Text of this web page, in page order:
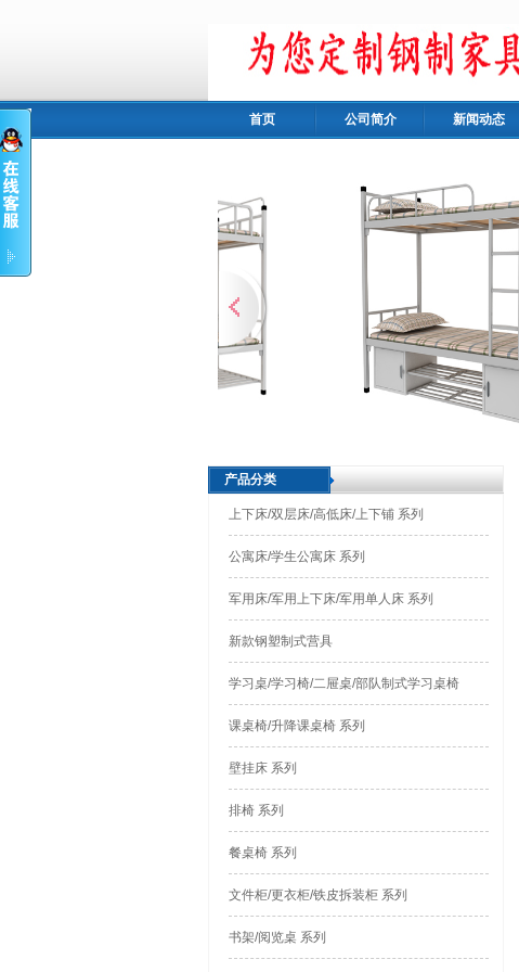
首页 公司简介 新闻动态
产品分类
上下床/双层床/高低床/上下铺 系列
公寓床/学生公寓床 系列
军用床/军用上下床/军用单人床 系列
新款钢塑制式营具
学习桌/学习椅/二屉桌/部队制式学习桌椅
课桌椅/升降课桌椅 系列
壁挂床 系列
排椅 系列
餐桌椅 系列
文件柜/更衣柜/铁皮拆装柜 系列
书架/阅览桌 系列